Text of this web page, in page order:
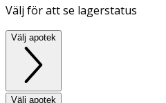
Välj för att se lagerstatus
Välj apotek
Välj apotek